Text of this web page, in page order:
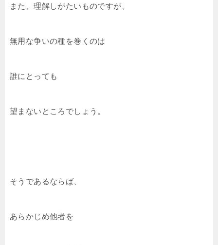
また、理解しがたいものですが、
無用な争いの種を巻くのは
誰にとっても
望まないところでしょう。
そうであるならば、
あらかじめ他者を